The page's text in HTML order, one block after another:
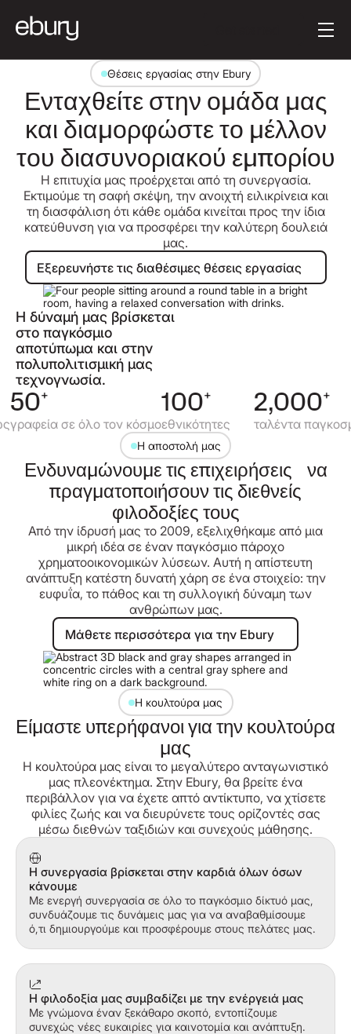
Θέσεις εργασίας στην Ebury
Ενταχθείτε στην ομάδα μας
και διαμορφώστε το μέλλον
του διασυνοριακού εμπορίου
Η επιτυχία μας προέρχεται από τη συνεργασία.
Εκτιμούμε τη σαφή σκέψη, την ανοιχτή ειλικρίνεια και
τη διασφάλιση ότι κάθε ομάδα κινείται προς την ίδια
κατεύθυνση για να προσφέρει την καλύτερη δουλειά
μας.
Εξερευνήστε τις διαθέσιμες
Εξερευνήστε τις διαθέσιμες θέσεις εργασίας
Η δύναμή μας βρίσκεται
στο παγκόσμιο
αποτύπωμα και στην
πολυπολιτισμική μας
τεχνογνωσία.
50+
γραφεία σε όλο τον κόσμο
100+
εθνικότητες
2,000+
ταλέντα
Η αποστολή μας
Ενδυναμώνουμε τις επιχειρήσεις να
πραγματοποιήσουν τις διεθνείς
φιλοδοξίες τους
Από την ίδρυσή μας το 2009, εξελιχθήκαμε από μια
μικρή ιδέα σε έναν παγκόσμιο πάροχο
χρηματοοικονομικών λύσεων. Αυτή η απίστευτη
ανάπτυξη κατέστη δυνατή χάρη σε ένα στοιχείο: την
ευφυΐα, το πάθος και τη συλλογική δύναμη των
ανθρώπων μας.
Μάθετε περισσότερα για την Ebury
Μάθετε περισσότερα για την Ebury
Η κουλτούρα μας
Είμαστε υπερήφανοι για την κουλτούρα
μας
Η κουλτούρα μας είναι το μεγαλύτερο ανταγωνιστικό
μας πλεονέκτημα. Στην Ebury, θα βρείτε ένα
περιβάλλον για να έχετε απτό αντίκτυπο, να χτίσετε
φιλίες ζωής και να διευρύνετε τους ορίζοντές σας
μέσω διεθνών ταξιδιών και συνεχούς μάθησης.
Η συνεργασία βρίσκεται στην καρδιά όλων όσων
κάνουμε
Με ενεργή συνεργασία σε όλο το παγκόσμιο δίκτυό μας,
συνδυάζουμε τις δυνάμεις μας για να αναβαθμίσουμε
ό,τι δημιουργούμε και προσφέρουμε στους πελάτες μας.
Η φιλοδοξία μας συμβαδίζει με την ενέργειά μας
Με γνώμονα έναν ξεκάθαρο σκοπό, εντοπίζουμε
συνεχώς νέες ευκαιρίες για καινοτομία και ανάπτυξη.